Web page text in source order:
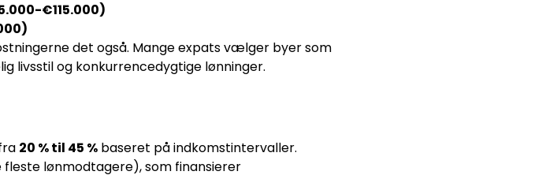
€115.000)
det også. Mange expats vælger byer som
livsstil og konkurrencedygtige lønninger.
20 % til 45 % baseret på indkomstintervaller.
fleste lønmodtagere), som finansierer